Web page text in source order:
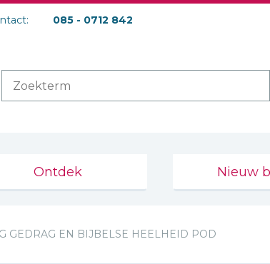
085 - 0712 842
Ontdek Nieuw
GEDRAG EN BIJBELSE HEELHEID POD